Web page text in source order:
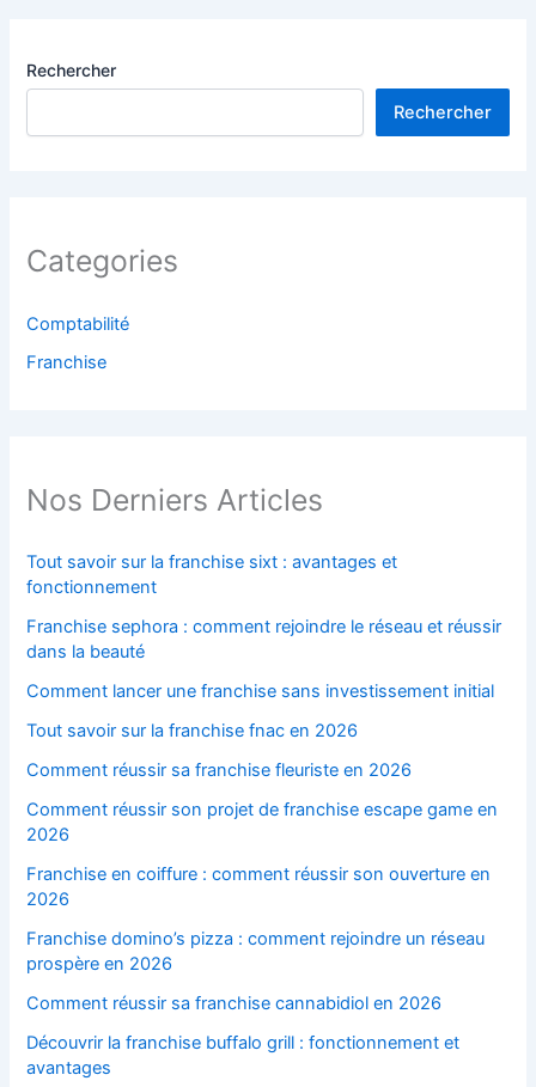
Rechercher
Rechercher
Categories
Comptabilité
Franchise
Nos Derniers Articles
Tout savoir sur la franchise sixt : avantages et
fonctionnement
Franchise sephora : comment rejoindre le réseau et réussir
dans la beauté
Comment lancer une franchise sans investissement initial
Tout savoir sur la franchise fnac en 2026
Comment réussir sa franchise fleuriste en 2026
Comment réussir son projet de franchise escape game en
2026
Franchise en coiffure : comment réussir son ouverture en
2026
Franchise domino’s pizza : comment rejoindre un réseau
prospère en 2026
Comment réussir sa franchise cannabidiol en 2026
Découvrir la franchise buffalo grill : fonctionnement et
avantages